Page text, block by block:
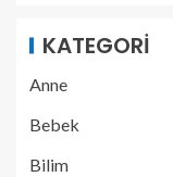
KATEGORI
Anne
Bebek
Bilim